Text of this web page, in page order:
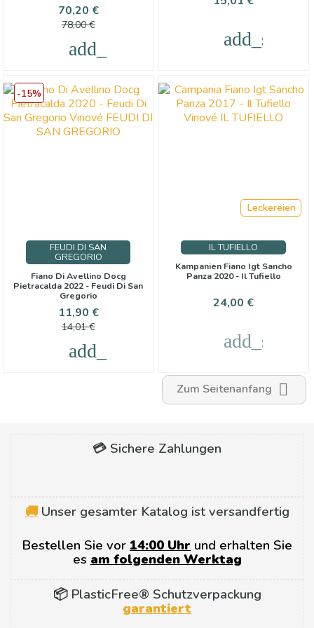
Preis
70,20 €Verkaufspreis
78,00 €
add_shopping_cart
FEUDI DI SAN
GREGORIO
Fiano Di Avellino Docg
Pietracalda 2022 - Feudi Di San
Gregorio
Preis
11,90 €Verkaufspreis
14,01 €
add_shopping_cart
-15%
IL TUFIELLO
Kampanien Fiano Igt Sancho
Panza 2020 - Il Tufiello
Preis
24,00 €
Leckereien
Zum Seitenanfang 
💳 Sichere Zahlungen
🚚Unser gesamter Katalog ist versandfertig
Bestellen Sie vor 14:00 Uhr und erhalten Sie
es am folgenden Werktag
📦 PlasticFree® Schutzverpackung
garantiert